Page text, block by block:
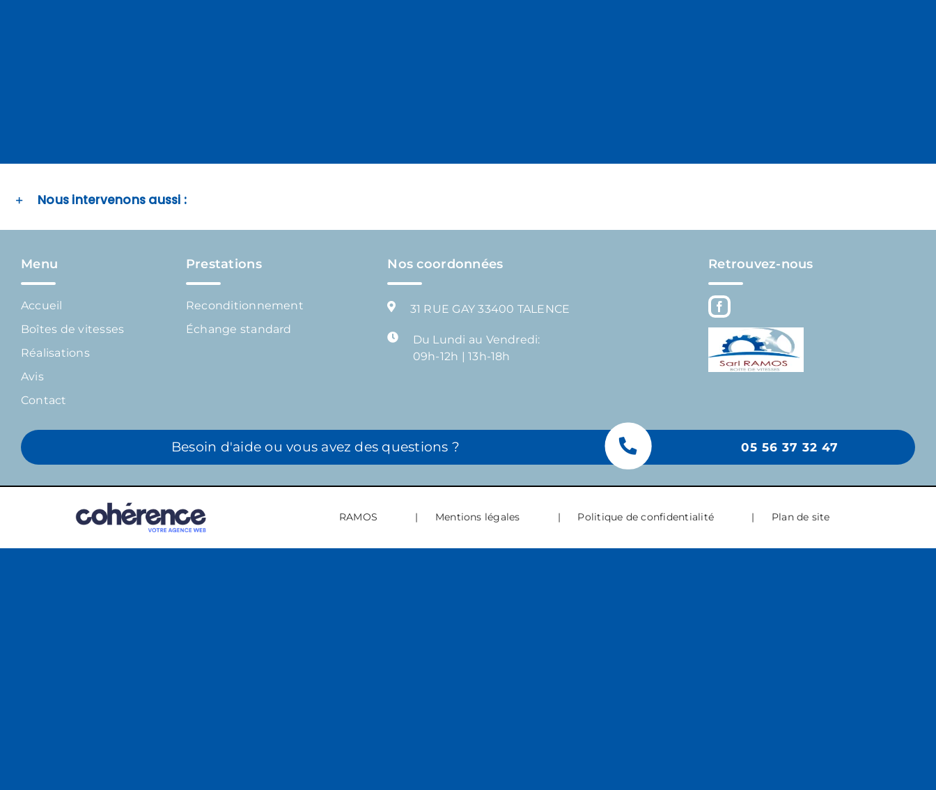
Nous intervenons aussi :
Menu
Accueil
Boîtes de vitesses
Réalisations
Avis
Contact
Prestations
Reconditionnement
Échange standard
Nos coordonnées
31 RUE GAY 33400 TALENCE
Du Lundi au Vendredi:
09h-12h | 13h-18h
Retrouvez-nous
Besoin d'aide ou vous avez des questions ? 05 56 37 32 47
RAMOS | Mentions légales | Politique de confidentialité | Plan de site